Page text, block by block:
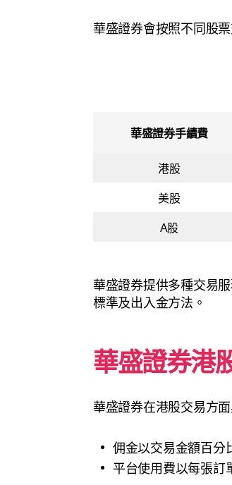
華盛證券會按照不同股
華盛證券手續費
港股
美股
A股
華盛證券提供多種交易
標準及出入金方法。
華盛證券港
華盛證券在港股交易方
佣金以交易金額百分
平台使用費以每張訂